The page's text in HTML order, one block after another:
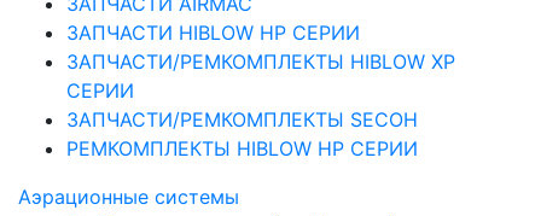
ЗАПЧАСТИ HIBLOW HP СЕРИИ
ЗАПЧАСТИ/РЕМКОМПЛЕКТЫ HIBLOW XP
СЕРИИ
ЗАПЧАСТИ/РЕМКОМПЛЕКТЫ SECOH
РЕМКОМПЛЕКТЫ HIBLOW HP СЕРИИ
Аэрационные системы